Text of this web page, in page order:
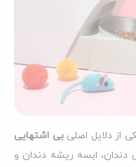
از دلایل اصلیبی‌ اشتهایی
ابسه ریشه دندان و